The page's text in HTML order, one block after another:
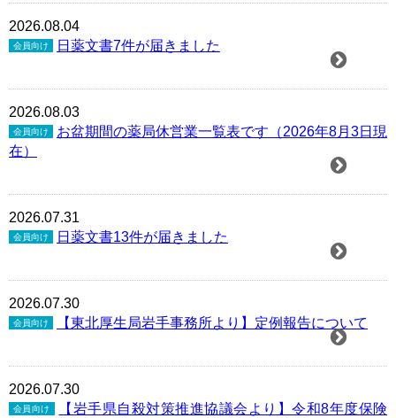
2026.08.04
会員向け 日薬文書7件が届きました
2026.08.03
会員向け
お盆期間の薬局休営業一覧表です（2026年8月3日現
在）
2026.07.31
会員向け 日薬文書13件が届きました
2026.07.30
会員向け 【東北厚生局岩手事務所より】定例報告について
2026.07.30
会員向け
【岩手県自殺対策推進協議会より】令和8年度保険